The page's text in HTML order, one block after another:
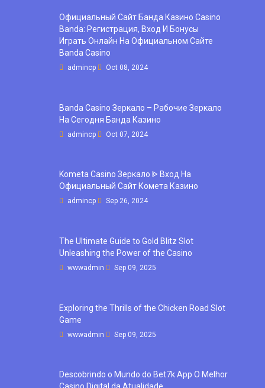
Официальный Сайт Банда Казино Casino
Banda: Регистрация, Вход И Бонусы ️
Играть Онлайн На Официальном Сайте
Banda Casino
admincp Oct 08, 2024
Banda Casino Зеркало – Рабочие Зеркало
На Сегодня Банда Казино
admincp Oct 07, 2024
Kometa Casino Зеркало ᐈ Вход На
Официальный Сайт Комета Казино
admincp Sep 26, 2024
The Ultimate Guide to Gold Blitz Slot
Unleashing the Power of the Casino
wwwadmin Sep 09, 2025
Exploring the Thrills of the Chicken Road Slot
Game
wwwadmin Sep 09, 2025
Descobrindo o Mundo do Bet7k App O Melhor